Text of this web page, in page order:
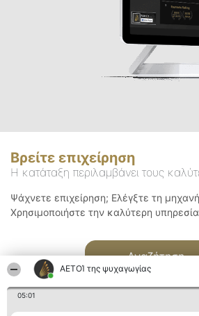
ΑΕΤΟΊ της ψυχαγωγίας
05:01
Βρείτε επιχείρηση
Η κατάταξη περιλαμβάνει τους
Ψάχνετε επιχείρηση; Ελέγξτε τη
Χρησιμοποιήστε την καλύτερη υπηρεσία
Αναζήτηση